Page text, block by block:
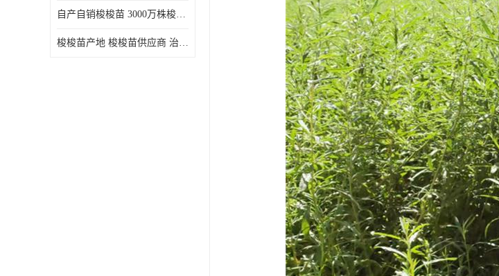
自产自销梭梭苗 3000万株梭梭种苗供应 办理检疫全国发货
梭梭苗产地 梭梭苗供应商 治沙造林梭梭种苗 自产自销